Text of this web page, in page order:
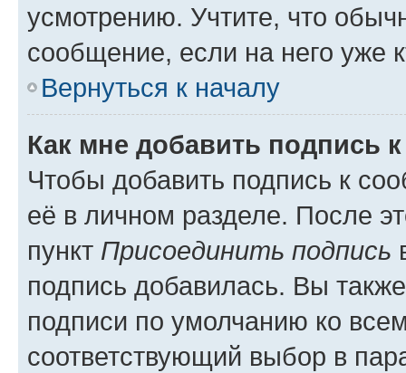
усмотрению. Учтите, что
сообщение, если на него уже
Вернуться к началу
Как мне добавить подпись
Чтобы добавить подпись к
её в личном разделе. После
пункт Присоединить подпись
подпись добавилась. Вы
подписи по умолчанию ко
соответствующий выбор в